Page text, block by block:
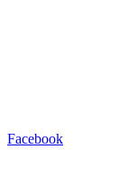
Facebook